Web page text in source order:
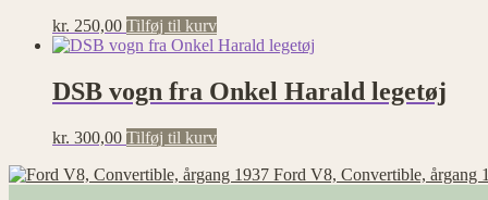
kr. 250,00 Tilføj til kurv
DSB vogn fra Onkel Harald legetøj
kr. 300,00 Tilføj til kurv
Ford V8, Convertible, årgang